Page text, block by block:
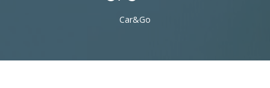
Car&Go